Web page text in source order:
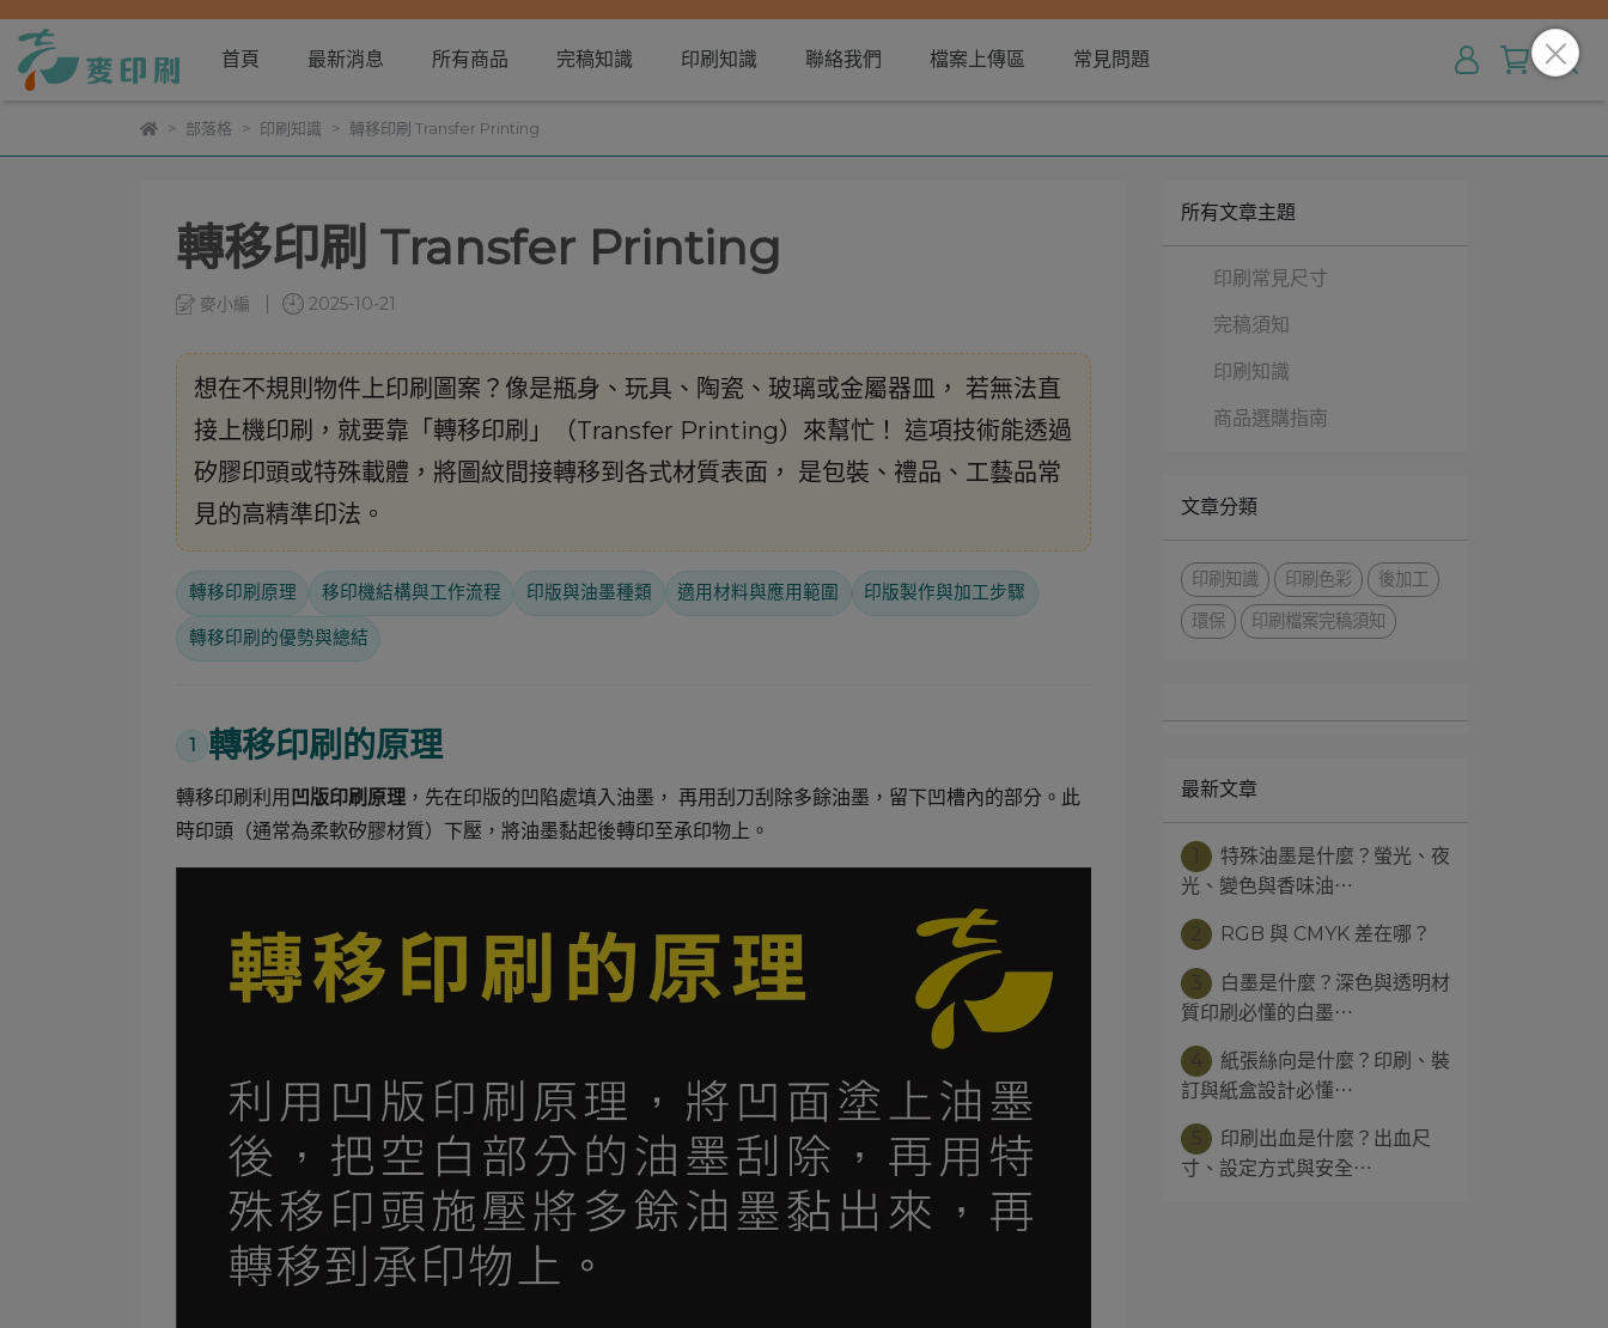
首頁 最新消息 所有商品 完稿知識 印刷知識 聯絡我們 檔案上傳區 常見問題
部落格 印刷知識 轉移印刷 Transfer Printing
轉移印刷 Transfer Printing
麥小編 2025-10-21
想在不規則物件上印刷圖案？像是瓶身、玩具、陶瓷、玻璃或金屬器皿， 若無法直
接上機印刷，就要靠「轉移印刷」（Transfer Printing）來幫忙！ 這項技術能透過
矽膠印頭或特殊載體，將圖紋間接轉移到各式材質表面， 是包裝、禮品、工藝品常
見的高精準印法。
轉移印刷原理 移印機結構與工作流程 印版與油墨種類 適用材料與應用範圍 印版製作與加工步驟
轉移印刷的優勢與總結
1 轉移印刷的原理
轉移印刷利用 凹版印刷原理 ，先在印版的凹陷處填入油墨， 再用刮刀刮除多餘油墨，留下凹槽內的部分。此
時印頭（通常為柔軟矽膠材質）下壓，將油墨黏起後轉印至承印物上。
所有文章主題
印刷常見尺寸
完稿須知
印刷知識
商品選購指南
文章分類
印刷知識 印刷色彩
後加工
環保
印刷檔案完稿須知
最新文章
特殊油墨是什麼？螢光、夜
光、變色與香味油⋯
RGB 與 CMYK 差在哪？
白墨是什麼？深色與透明材
質印刷必懂的白墨⋯
紙張絲向是什麼？印刷、裝
訂與紙盒設計必懂⋯
印刷出血是什麼？出血尺
寸、設定方式與安全⋯